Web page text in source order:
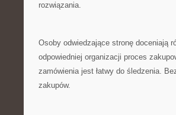
rozwiązania.
Osoby odwiedzające stronę doceniają
odpowiedniej organizacji proces
zamówienia jest łatwy do śledzenia.
zakupów.